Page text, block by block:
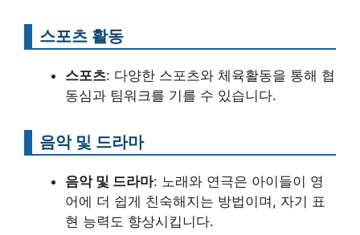
스포츠 활동
스포츠: 다양한 스포츠와 체육활동을 통해 협
동심과 팀워크를 기를 수 있습니다.
음악 및 드라마
음악 및 드라마: 노래와 연극은 아이들이 영
어에 더 쉽게 친숙해지는 방법이며, 자기 표
현 능력도 향상시킵니다.